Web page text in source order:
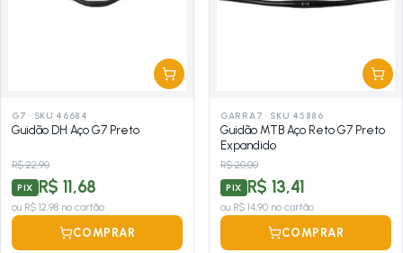
G7 · SKU 46684
Guidão DH Aço G7 Preto
R$ 22,90
PIX R$ 11,68
ou R$ 12,98 no cartão
COMPRAR
GARRA7 · SKU 45886
Guidão MTB Aço Reto G7 Preto
Expandido
R$ 20,00
PIX R$ 13,41
ou R$ 14,90 no cartão
COMPRAR